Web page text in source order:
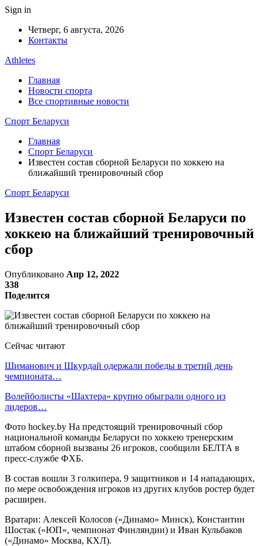
Sign in
Четверг, 6 августа, 2026
Контакты
Athletes
Главная
Новости спорта
Все спортивные новости
Спорт Беларуси
Главная
Спорт Беларуси
Известен состав сборной Беларуси по хоккею на
ближайший тренировочный сбор
Спорт Беларуси
Известен состав сборной Беларуси по
хоккею на ближайший тренировочный
сбор
Опубликовано Апр 12, 2022
338
Поделится
Сейчас читают
Шиманович и Шкурдай одержали победы в третий день
чемпионата…
Волейболисты «Шахтера» крупно обыграли одного из
лидеров…
Фото hockey.by На предстоящий тренировочный сбор
национальной команды Беларуси по хоккею тренерским
штабом сборной вызваны 26 игроков, сообщили БЕЛТА в
пресс-службе ФХБ.
В состав вошли 3 голкипера, 9 защитников и 14 нападающих,
по мере освобождения игроков из других клубов ростер будет
расширен.
Вратари: Алексей Колосов («Динамо» Минск), Константин
Шостак («ЮП», чемпионат Финляндии) и Иван Кульбаков
(«Динамо» Москва, КХЛ).